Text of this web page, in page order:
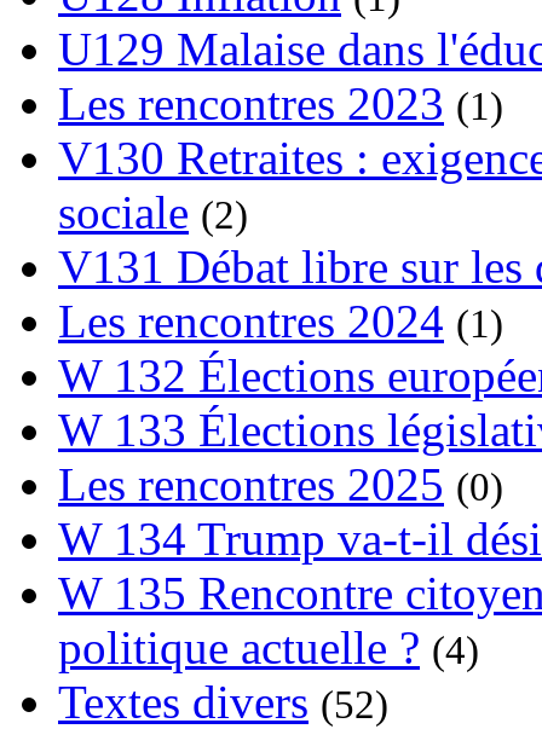
U129 Malaise dans
Les rencontres 2023 (1)
V130 Retraites :
sociale (2)
V131 Débat libre sur les
Les rencontres 2024 (1)
W 132 Élections
W 133 Élections
Les rencontres 2025 (0)
W 134 Trump va-t-il
W 135 Rencontre
politique actuelle ? (4)
Textes divers (52)